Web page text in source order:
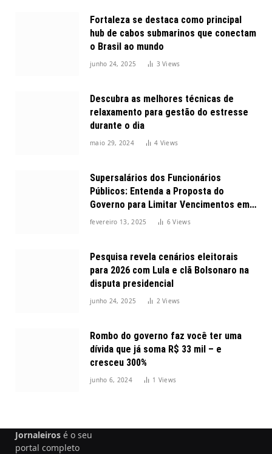
Fortaleza se destaca como principal
hub de cabos submarinos que conectam
o Brasil ao mundo
junho 24, 2025 3Views
Descubra as melhores técnicas de
relaxamento para gestão do estresse
durante o dia
maio 29, 2024 4 Views
Supersalários dos Funcionários
Públicos: Entenda a Proposta do
Governo para Limitar Vencimentos em
2025
fevereiro 13, 2025 6Views
Pesquisa revela cenários eleitorais
para 2026 com Lula e clã Bolsonaro na
disputa presidencial
junho 24, 2025 2Views
Rombo do governo faz você ter uma
dívida que já soma R$ 33 mil – e
cresceu 300%
junho 6, 2024 1 Views
Jornaleiros é o seu
portal completo